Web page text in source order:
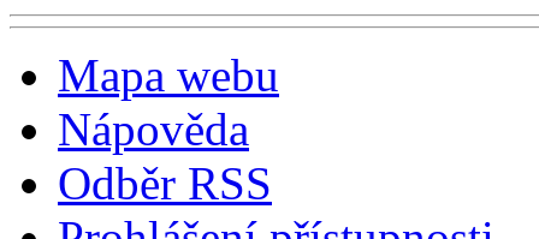
Mapa webu
Nápověda
Odběr RSS